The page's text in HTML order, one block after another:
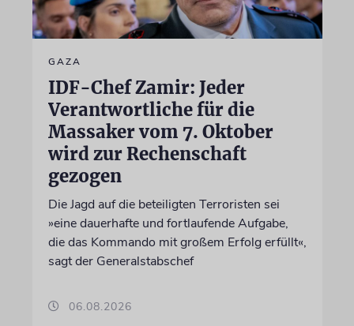
GAZA
IDF-Chef Zamir: Jeder
Verantwortliche für die
Massaker vom 7. Oktober
wird zur Rechenschaft
gezogen
Die Jagd auf die beteiligten Terroristen sei
»eine dauerhafte und fortlaufende Aufgabe,
die das Kommando mit großem Erfolg erfüllt«,
sagt der Generalstabschef
06.08.2026